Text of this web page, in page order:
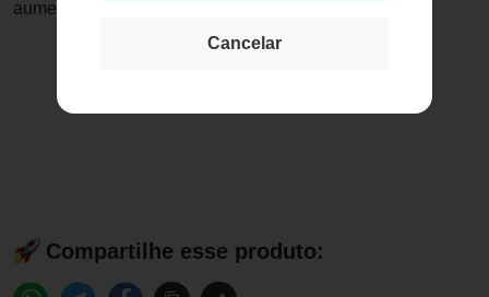
Cancelar
aumentar a sua aderência
Compartilhe esse produto: